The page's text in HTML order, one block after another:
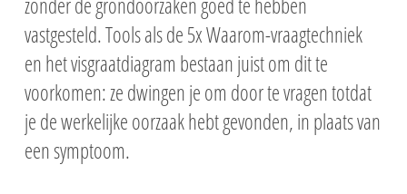
vastgesteld. Tools als de 5x Waarom-vraagtechniek
en het visgraatdiagram bestaan juist om dit te
voorkomen: ze dwingen je om door te vragen totdat
je de werkelijke oorzaak hebt gevonden, in plaats van
een symptoom.